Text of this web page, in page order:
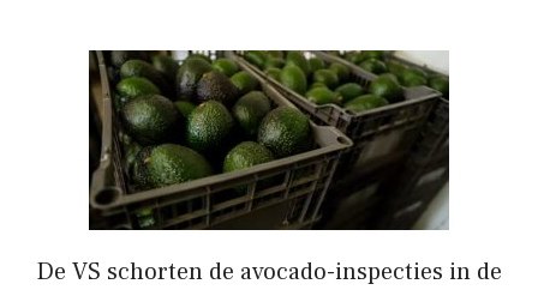
De VS schorten de avocado-inspecties in de